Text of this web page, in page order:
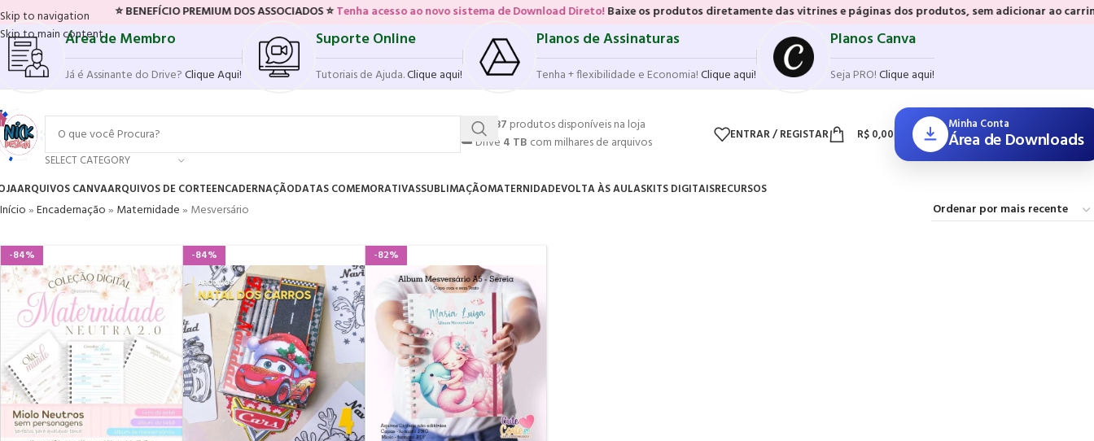
Skip to navigation
Skip to main content
⭐ BENEFÍCIO PREMIUM DOS ASSOCIADOS ⭐Tenha acesso ao novo sistema de Download Direto!Baixe os produtos diretamente das vitrines e páginas dos produtos, sem adicionar ao carrinho e sem
Área de Membro
Já é Assinante do Drive?Clique Aqui!
Suporte Online
Tutoriais de Ajuda.Clique aqui!
Planos de Assinaturas
Tenha + flexibilidade e Economia!Clique aqui!
Planos Canva
Seja PRO!Clique aqui!
SELECT CATEGORY
💥17.587 produtos disponíveis na loja
☁️ Drive 4 TB com milhares de arquivos ENTRAR / REGISTAR R$0,00
Minha Conta
Área de Downloads
ARQUIVOS CANVAARQUIVOS DE CORTEENCADERNAÇÃODATAS COMEMORATIVASSUBLIMAÇÃOMATERNIDADEVOLTA ÀS AULASKITS DIGITAISRECURSOS
Início»Encadernação» Maternidade» Mesversário
-84% -84% -82%